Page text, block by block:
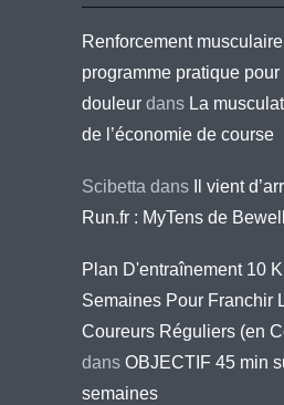
Renforcement
programme pratique
douleur dans La
de l’économie de course
Scibetta dans
Il vient
Run.fr : MyTens de
Plan D'entraînement 10
Semaines Pour Franchir
Coureurs Réguliers (en
dans OBJECTIF 45 min
semaines